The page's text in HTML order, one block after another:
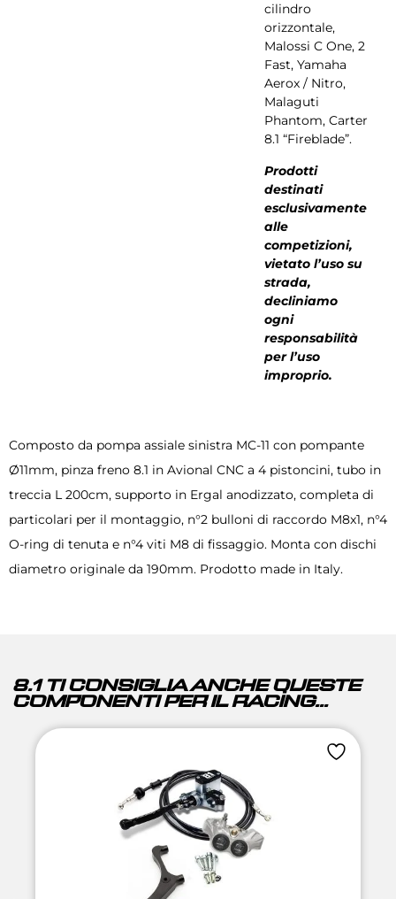
cilindro
orizzontale,
Malossi C One, 2
Fast, Yamaha
Aerox / Nitro,
Malaguti
Phantom, Carter
8.1 “Fireblade”.
Prodotti
destinati
esclusivamente
alle
competizioni,
vietato l’uso su
strada,
decliniamo
ogni
responsabilità
per l’uso
improprio.
Composto da pompa assiale sinistra MC-11 con pompante
Ø11mm, pinza freno 8.1 in Avional CNC a 4 pistoncini, tubo in
treccia L 200cm, supporto in Ergal anodizzato, completa di
particolari per il montaggio, n°2 bulloni di raccordo M8x1, n°4
O-ring di tenuta e n°4 viti M8 di fissaggio. Monta con dischi
diametro originale da 190mm. Prodotto made in Italy.
8.1 TI CONSIGLIA ANCHE QUESTE
COMPONENTI PER IL RACING...